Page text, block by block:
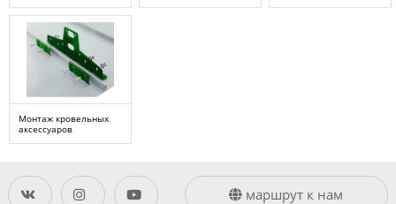
Монтаж кровельных
аксессуаров
маршрут к нам